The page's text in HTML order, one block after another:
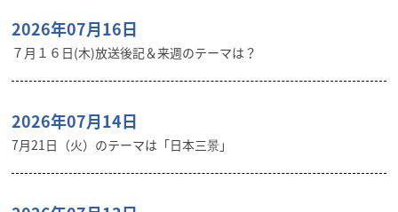
2026年07月16日
７月１６日(木)放送後記＆来週のテーマは？
2026年07月14日
7月21日（火）のテーマは「日本三景」